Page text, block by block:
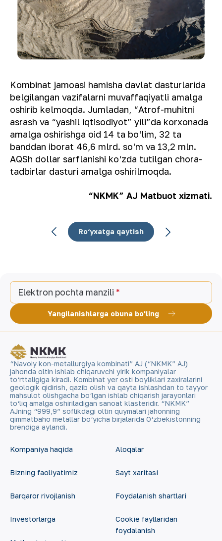
Kombinat jamoasi hamisha davlat dasturlarida
belgilangan vazifalarni muvaffaqiyatli amalga
oshirib kelmoqda. Jumladan, “Atrof-muhitni
asrash va “yashil iqtisodiyot” yili”da korxonada
amalga oshirishga oid 14 ta bo‘lim, 32 ta
banddan iborat 46,6 mlrd. so‘m va 13,2 mln.
AQSh dollar sarflanishi ko‘zda tutilgan chora-
tadbirlar dasturi amalga oshirilmoqda.
“NKMK” AJ Matbuot xizmati.
Ro‘yxatga qaytish
Elektron pochta manzili
Yangilanishlarga obuna bo'ling
“Navoiy kon-metallurgiya kombinati” AJ (“NKMK” AJ)
jahonda oltin ishlab chiqaruvchi yirik kompaniyalar
to‘rttaligiga kiradi. Kombinat yer osti boyliklari zaxiralarini
geologik qidirish, qazib olish va qayta ishlashdan to tayyor
mahsulot olishgacha bo‘lgan ishlab chiqarish jarayonlari
to‘liq amalga oshiriladigan sanoat klasteridir. “NKMK”
AJning “999,9” soflikdagi oltin quymalari jahonning
qimmatbaho metallar bo‘yicha birjalarida O‘zbekistonning
brendiga aylandi.
Kompaniya haqida
Bizning faoliyatimiz
Barqaror rivojlanish
Investorlarga
Aloqalar
Sayt xaritasi
Foydalanish shartlari
Cookie fayllaridan
foydalanish